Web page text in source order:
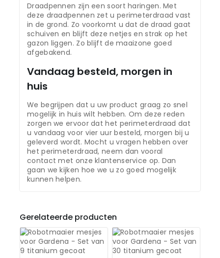
Draadpennen zijn een soort haringen. Met
deze draadpennen zet u perimeterdraad vast
in de grond. Zo voorkomt u dat de draad gaat
schuiven en blijft deze netjes en strak op het
gazon liggen. Zo blijft de maaizone goed
afgebakend.
Vandaag besteld, morgen in
huis
We begrijpen dat u uw product graag zo snel
mogelijk in huis wilt hebben. Om deze reden
zorgen we ervoor dat het perimeterdraad dat
u vandaag voor vier uur besteld, morgen bij u
geleverd wordt. Mocht u vragen hebben over
het perimeterdraad, neem dan vooral
contact met onze klantenservice op. Dan
gaan we kijken hoe we u zo goed mogelijk
kunnen helpen.
Gerelateerde producten